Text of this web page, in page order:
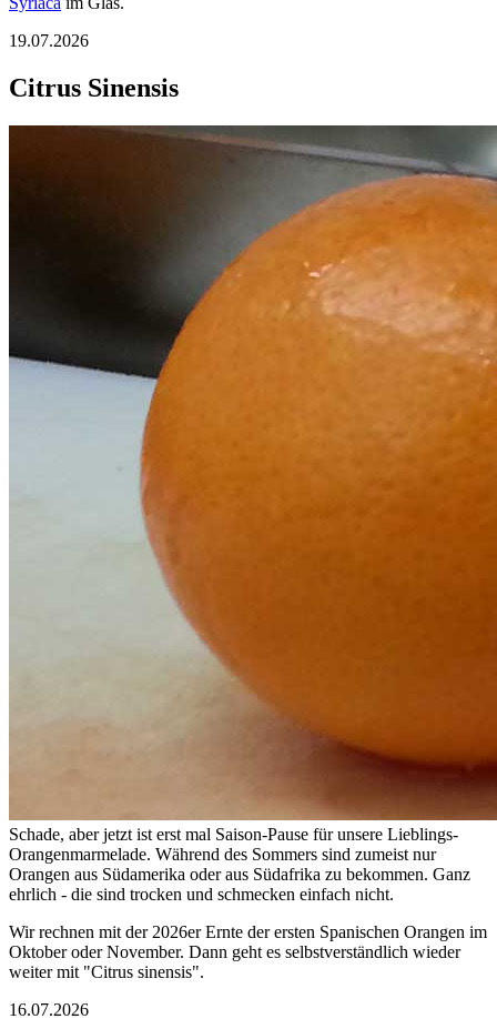
19.07.2026
Citrus Sinensis
Schade, aber jetzt ist erst mal Saison-Pause für unsere Lieblings-
Orangenmarmelade. Während des Sommers sind zumeist nur
Orangen aus Südamerika oder aus Südafrika zu bekommen. Ganz
ehrlich - die sind trocken und schmecken einfach nicht.
Wir rechnen mit der 2026er Ernte der ersten Spanischen Orangen im
Oktober oder November. Dann geht es selbstverständlich wieder
weiter mit "Citrus sinensis".
16.07.2026